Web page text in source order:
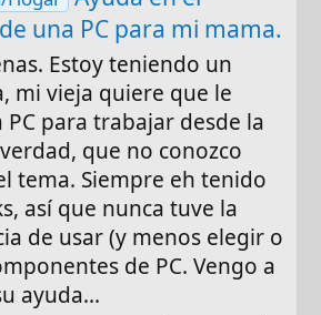
una PC para mi mama.
Estoy teniendo un
mi vieja quiere que le
PC para trabajar desde la
que no conozco
tema. Siempre eh tenido
así que nunca tuve la
de usar (y menos elegir o
de PC. Vengo a
ayuda...